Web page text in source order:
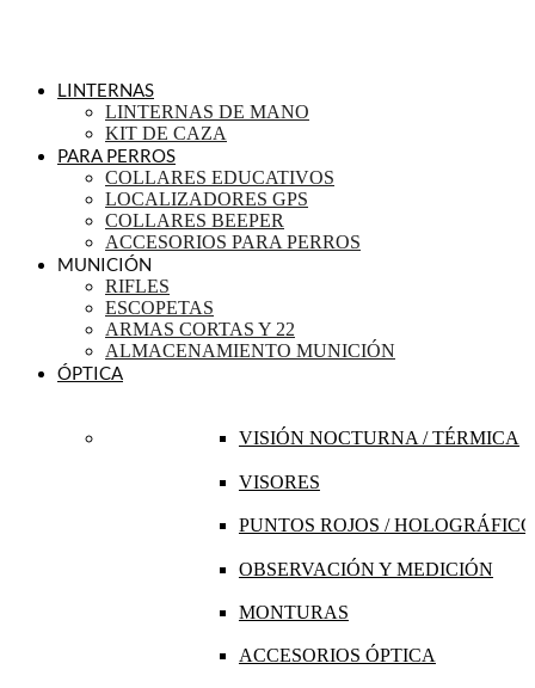
LINTERNAS
LINTERNAS DE MANO
KIT DE CAZA
PARA PERROS
COLLARES EDUCATIVOS
LOCALIZADORES GPS
COLLARES BEEPER
ACCESORIOS PARA PERROS
MUNICIÓN
RIFLES
ESCOPETAS
ARMAS CORTAS Y 22
ALMACENAMIENTO MUNICIÓN
ÓPTICA
VISIÓN NOCTURNA / TÉRMICA
VISORES
PUNTOS ROJOS /
OBSERVACIÓN Y MEDICIÓN
MONTURAS
ACCESORIOS ÓPTICA